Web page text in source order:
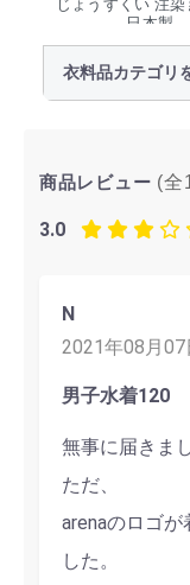
じょうすくい 注染
日本製
衣料品カテゴリ
商品レビュー (全
3.0
N
2021年08月07
男子水着120
無事に届きま
ただ、
arenaのロゴ
した。